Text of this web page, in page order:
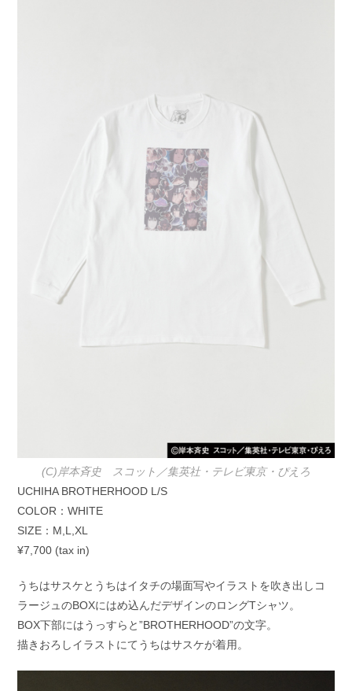
(C)岸本斉史 スコット／集英社・テレビ東京・ぴえろ
UCHIHA BROTHERHOOD L/S
COLOR：WHITE
SIZE：M,L,XL
¥7,700 (tax in)
うちはサスケとうちはイタチの場面写やイラストを吹き出しコ
ラージュのBOXにはめ込んだデザインのロングTシャツ。
BOX下部にはうっすらと”BROTHERHOOD”の文字。
描きおろしイラストにてうちはサスケが着用。